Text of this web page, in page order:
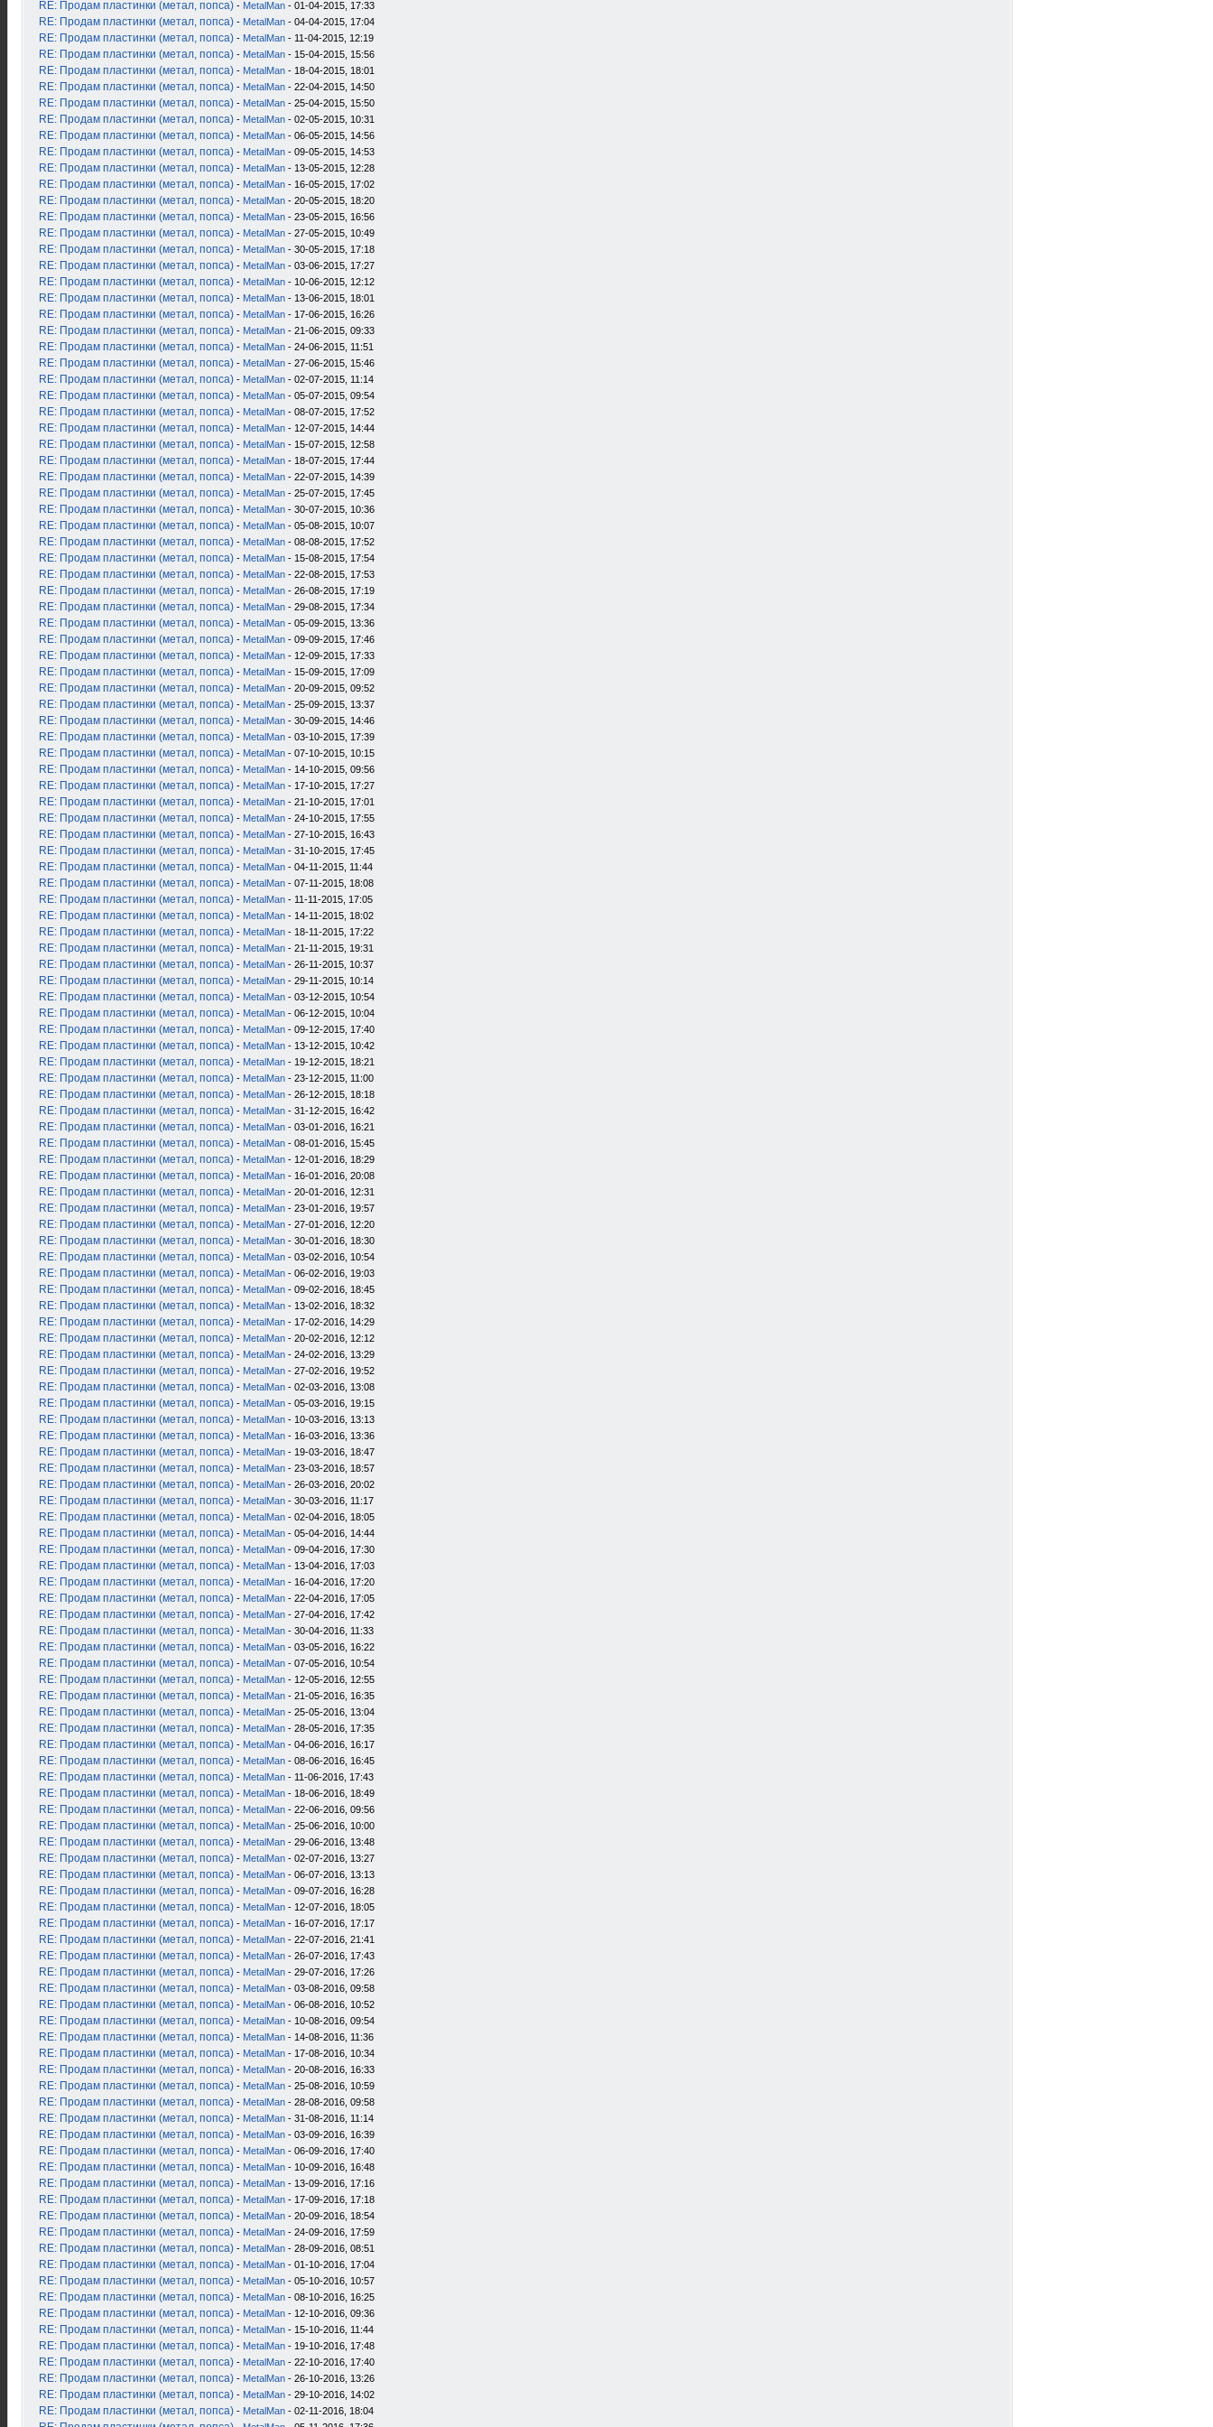
RE: Продам пластинки (метал, попса) - MetalMan - 01-04-2015, 17:33
RE: Продам пластинки (метал, попса) - MetalMan - 04-04-2015, 17:04
RE: Продам пластинки (метал, попса) - MetalMan - 11-04-2015, 12:19
RE: Продам пластинки (метал, попса) - MetalMan - 15-04-2015, 15:56
RE: Продам пластинки (метал, попса) - MetalMan - 18-04-2015, 18:01
RE: Продам пластинки (метал, попса) - MetalMan - 22-04-2015, 14:50
RE: Продам пластинки (метал, попса) - MetalMan - 25-04-2015, 15:50
RE: Продам пластинки (метал, попса) - MetalMan - 02-05-2015, 10:31
RE: Продам пластинки (метал, попса) - MetalMan - 06-05-2015, 14:56
RE: Продам пластинки (метал, попса) - MetalMan - 09-05-2015, 14:53
RE: Продам пластинки (метал, попса) - MetalMan - 13-05-2015, 12:28
RE: Продам пластинки (метал, попса) - MetalMan - 16-05-2015, 17:02
RE: Продам пластинки (метал, попса) - MetalMan - 20-05-2015, 18:20
RE: Продам пластинки (метал, попса) - MetalMan - 23-05-2015, 16:56
RE: Продам пластинки (метал, попса) - MetalMan - 27-05-2015, 10:49
RE: Продам пластинки (метал, попса) - MetalMan - 30-05-2015, 17:18
RE: Продам пластинки (метал, попса) - MetalMan - 03-06-2015, 17:27
RE: Продам пластинки (метал, попса) - MetalMan - 10-06-2015, 12:12
RE: Продам пластинки (метал, попса) - MetalMan - 13-06-2015, 18:01
RE: Продам пластинки (метал, попса) - MetalMan - 17-06-2015, 16:26
RE: Продам пластинки (метал, попса) - MetalMan - 21-06-2015, 09:33
RE: Продам пластинки (метал, попса) - MetalMan - 24-06-2015, 11:51
RE: Продам пластинки (метал, попса) - MetalMan - 27-06-2015, 15:46
RE: Продам пластинки (метал, попса) - MetalMan - 02-07-2015, 11:14
RE: Продам пластинки (метал, попса) - MetalMan - 05-07-2015, 09:54
RE: Продам пластинки (метал, попса) - MetalMan - 08-07-2015, 17:52
RE: Продам пластинки (метал, попса) - MetalMan - 12-07-2015, 14:44
RE: Продам пластинки (метал, попса) - MetalMan - 15-07-2015, 12:58
RE: Продам пластинки (метал, попса) - MetalMan - 18-07-2015, 17:44
RE: Продам пластинки (метал, попса) - MetalMan - 22-07-2015, 14:39
RE: Продам пластинки (метал, попса) - MetalMan - 25-07-2015, 17:45
RE: Продам пластинки (метал, попса) - MetalMan - 30-07-2015, 10:36
RE: Продам пластинки (метал, попса) - MetalMan - 05-08-2015, 10:07
RE: Продам пластинки (метал, попса) - MetalMan - 08-08-2015, 17:52
RE: Продам пластинки (метал, попса) - MetalMan - 15-08-2015, 17:54
RE: Продам пластинки (метал, попса) - MetalMan - 22-08-2015, 17:53
RE: Продам пластинки (метал, попса) - MetalMan - 26-08-2015, 17:19
RE: Продам пластинки (метал, попса) - MetalMan - 29-08-2015, 17:34
RE: Продам пластинки (метал, попса) - MetalMan - 05-09-2015, 13:36
RE: Продам пластинки (метал, попса) - MetalMan - 09-09-2015, 17:46
RE: Продам пластинки (метал, попса) - MetalMan - 12-09-2015, 17:33
RE: Продам пластинки (метал, попса) - MetalMan - 15-09-2015, 17:09
RE: Продам пластинки (метал, попса) - MetalMan - 20-09-2015, 09:52
RE: Продам пластинки (метал, попса) - MetalMan - 25-09-2015, 13:37
RE: Продам пластинки (метал, попса) - MetalMan - 30-09-2015, 14:46
RE: Продам пластинки (метал, попса) - MetalMan - 03-10-2015, 17:39
RE: Продам пластинки (метал, попса) - MetalMan - 07-10-2015, 10:15
RE: Продам пластинки (метал, попса) - MetalMan - 14-10-2015, 09:56
RE: Продам пластинки (метал, попса) - MetalMan - 17-10-2015, 17:27
RE: Продам пластинки (метал, попса) - MetalMan - 21-10-2015, 17:01
RE: Продам пластинки (метал, попса) - MetalMan - 24-10-2015, 17:55
RE: Продам пластинки (метал, попса) - MetalMan - 27-10-2015, 16:43
RE: Продам пластинки (метал, попса) - MetalMan - 31-10-2015, 17:45
RE: Продам пластинки (метал, попса) - MetalMan - 04-11-2015, 11:44
RE: Продам пластинки (метал, попса) - MetalMan - 07-11-2015, 18:08
RE: Продам пластинки (метал, попса) - MetalMan - 11-11-2015, 17:05
RE: Продам пластинки (метал, попса) - MetalMan - 14-11-2015, 18:02
RE: Продам пластинки (метал, попса) - MetalMan - 18-11-2015, 17:22
RE: Продам пластинки (метал, попса) - MetalMan - 21-11-2015, 19:31
RE: Продам пластинки (метал, попса) - MetalMan - 26-11-2015, 10:37
RE: Продам пластинки (метал, попса) - MetalMan - 29-11-2015, 10:14
RE: Продам пластинки (метал, попса) - MetalMan - 03-12-2015, 10:54
RE: Продам пластинки (метал, попса) - MetalMan - 06-12-2015, 10:04
RE: Продам пластинки (метал, попса) - MetalMan - 09-12-2015, 17:40
RE: Продам пластинки (метал, попса) - MetalMan - 13-12-2015, 10:42
RE: Продам пластинки (метал, попса) - MetalMan - 19-12-2015, 18:21
RE: Продам пластинки (метал, попса) - MetalMan - 23-12-2015, 11:00
RE: Продам пластинки (метал, попса) - MetalMan - 26-12-2015, 18:18
RE: Продам пластинки (метал, попса) - MetalMan - 31-12-2015, 16:42
RE: Продам пластинки (метал, попса) - MetalMan - 03-01-2016, 16:21
RE: Продам пластинки (метал, попса) - MetalMan - 08-01-2016, 15:45
RE: Продам пластинки (метал, попса) - MetalMan - 12-01-2016, 18:29
RE: Продам пластинки (метал, попса) - MetalMan - 16-01-2016, 20:08
RE: Продам пластинки (метал, попса) - MetalMan - 20-01-2016, 12:31
RE: Продам пластинки (метал, попса) - MetalMan - 23-01-2016, 19:57
RE: Продам пластинки (метал, попса) - MetalMan - 27-01-2016, 12:20
RE: Продам пластинки (метал, попса) - MetalMan - 30-01-2016, 18:30
RE: Продам пластинки (метал, попса) - MetalMan - 03-02-2016, 10:54
RE: Продам пластинки (метал, попса) - MetalMan - 06-02-2016, 19:03
RE: Продам пластинки (метал, попса) - MetalMan - 09-02-2016, 18:45
RE: Продам пластинки (метал, попса) - MetalMan - 13-02-2016, 18:32
RE: Продам пластинки (метал, попса) - MetalMan - 17-02-2016, 14:29
RE: Продам пластинки (метал, попса) - MetalMan - 20-02-2016, 12:12
RE: Продам пластинки (метал, попса) - MetalMan - 24-02-2016, 13:29
RE: Продам пластинки (метал, попса) - MetalMan - 27-02-2016, 19:52
RE: Продам пластинки (метал, попса) - MetalMan - 02-03-2016, 13:08
RE: Продам пластинки (метал, попса) - MetalMan - 05-03-2016, 19:15
RE: Продам пластинки (метал, попса) - MetalMan - 10-03-2016, 13:13
RE: Продам пластинки (метал, попса) - MetalMan - 16-03-2016, 13:36
RE: Продам пластинки (метал, попса) - MetalMan - 19-03-2016, 18:47
RE: Продам пластинки (метал, попса) - MetalMan - 23-03-2016, 18:57
RE: Продам пластинки (метал, попса) - MetalMan - 26-03-2016, 20:02
RE: Продам пластинки (метал, попса) - MetalMan - 30-03-2016, 11:17
RE: Продам пластинки (метал, попса) - MetalMan - 02-04-2016, 18:05
RE: Продам пластинки (метал, попса) - MetalMan - 05-04-2016, 14:44
RE: Продам пластинки (метал, попса) - MetalMan - 09-04-2016, 17:30
RE: Продам пластинки (метал, попса) - MetalMan - 13-04-2016, 17:03
RE: Продам пластинки (метал, попса) - MetalMan - 16-04-2016, 17:20
RE: Продам пластинки (метал, попса) - MetalMan - 22-04-2016, 17:05
RE: Продам пластинки (метал, попса) - MetalMan - 27-04-2016, 17:42
RE: Продам пластинки (метал, попса) - MetalMan - 30-04-2016, 11:33
RE: Продам пластинки (метал, попса) - MetalMan - 03-05-2016, 16:22
RE: Продам пластинки (метал, попса) - MetalMan - 07-05-2016, 10:54
RE: Продам пластинки (метал, попса) - MetalMan - 12-05-2016, 12:55
RE: Продам пластинки (метал, попса) - MetalMan - 21-05-2016, 16:35
RE: Продам пластинки (метал, попса) - MetalMan - 25-05-2016, 13:04
RE: Продам пластинки (метал, попса) - MetalMan - 28-05-2016, 17:35
RE: Продам пластинки (метал, попса) - MetalMan - 04-06-2016, 16:17
RE: Продам пластинки (метал, попса) - MetalMan - 08-06-2016, 16:45
RE: Продам пластинки (метал, попса) - MetalMan - 11-06-2016, 17:43
RE: Продам пластинки (метал, попса) - MetalMan - 18-06-2016, 18:49
RE: Продам пластинки (метал, попса) - MetalMan - 22-06-2016, 09:56
RE: Продам пластинки (метал, попса) - MetalMan - 25-06-2016, 10:00
RE: Продам пластинки (метал, попса) - MetalMan - 29-06-2016, 13:48
RE: Продам пластинки (метал, попса) - MetalMan - 02-07-2016, 13:27
RE: Продам пластинки (метал, попса) - MetalMan - 06-07-2016, 13:13
RE: Продам пластинки (метал, попса) - MetalMan - 09-07-2016, 16:28
RE: Продам пластинки (метал, попса) - MetalMan - 12-07-2016, 18:05
RE: Продам пластинки (метал, попса) - MetalMan - 16-07-2016, 17:17
RE: Продам пластинки (метал, попса) - MetalMan - 22-07-2016, 21:41
RE: Продам пластинки (метал, попса) - MetalMan - 26-07-2016, 17:43
RE: Продам пластинки (метал, попса) - MetalMan - 29-07-2016, 17:26
RE: Продам пластинки (метал, попса) - MetalMan - 03-08-2016, 09:58
RE: Продам пластинки (метал, попса) - MetalMan - 06-08-2016, 10:52
RE: Продам пластинки (метал, попса) - MetalMan - 10-08-2016, 09:54
RE: Продам пластинки (метал, попса) - MetalMan - 14-08-2016, 11:36
RE: Продам пластинки (метал, попса) - MetalMan - 17-08-2016, 10:34
RE: Продам пластинки (метал, попса) - MetalMan - 20-08-2016, 16:33
RE: Продам пластинки (метал, попса) - MetalMan - 25-08-2016, 10:59
RE: Продам пластинки (метал, попса) - MetalMan - 28-08-2016, 09:58
RE: Продам пластинки (метал, попса) - MetalMan - 31-08-2016, 11:14
RE: Продам пластинки (метал, попса) - MetalMan - 03-09-2016, 16:39
RE: Продам пластинки (метал, попса) - MetalMan - 06-09-2016, 17:40
RE: Продам пластинки (метал, попса) - MetalMan - 10-09-2016, 16:48
RE: Продам пластинки (метал, попса) - MetalMan - 13-09-2016, 17:16
RE: Продам пластинки (метал, попса) - MetalMan - 17-09-2016, 17:18
RE: Продам пластинки (метал, попса) - MetalMan - 20-09-2016, 18:54
RE: Продам пластинки (метал, попса) - MetalMan - 24-09-2016, 17:59
RE: Продам пластинки (метал, попса) - MetalMan - 28-09-2016, 08:51
RE: Продам пластинки (метал, попса) - MetalMan - 01-10-2016, 17:04
RE: Продам пластинки (метал, попса) - MetalMan - 05-10-2016, 10:57
RE: Продам пластинки (метал, попса) - MetalMan - 08-10-2016, 16:25
RE: Продам пластинки (метал, попса) - MetalMan - 12-10-2016, 09:36
RE: Продам пластинки (метал, попса) - MetalMan - 15-10-2016, 11:44
RE: Продам пластинки (метал, попса) - MetalMan - 19-10-2016, 17:48
RE: Продам пластинки (метал, попса) - MetalMan - 22-10-2016, 17:40
RE: Продам пластинки (метал, попса) - MetalMan - 26-10-2016, 13:26
RE: Продам пластинки (метал, попса) - MetalMan - 29-10-2016, 14:02
RE: Продам пластинки (метал, попса) - MetalMan - 02-11-2016, 18:04